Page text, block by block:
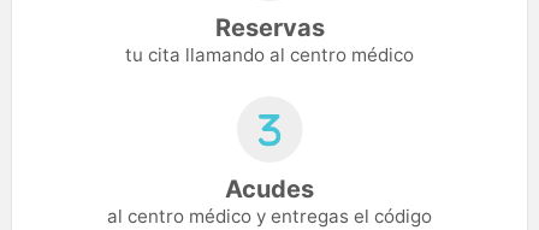
Reservas
tu cita llamando al centro médico
Acudes
al centro médico y entregas el código